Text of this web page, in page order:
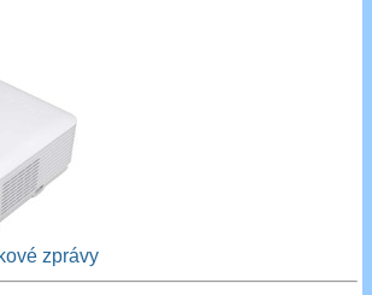
zprávy